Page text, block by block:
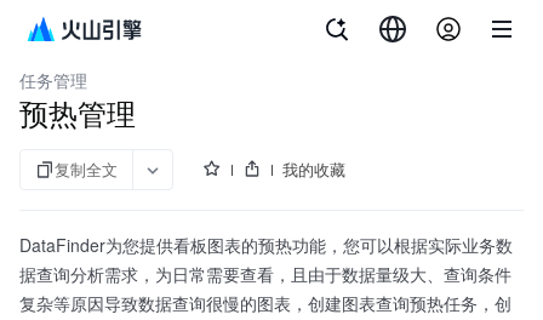
增长分析 DataFinder
任务管理
预热管理
复制全文 我的收藏
DataFinder为您提供看板图表的预热功能，您可以根据实际业务数
据查询分析需求，为日常需要查看，且由于数据量级大、查询条件
复杂等原因导致数据查询很慢的图表，创建图表查询预热任务，创